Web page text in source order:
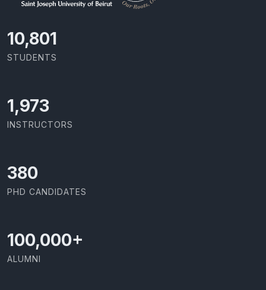
11,418
STUDENTS
2,086
INSTRUCTORS
403
PHD CANDIDATES
100,000+
ALUMNI